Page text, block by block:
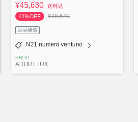
¥45,630 送料込
41%OFF
¥78,640
返品補償
N21 numero ventuno
SHOP
ADORELUX